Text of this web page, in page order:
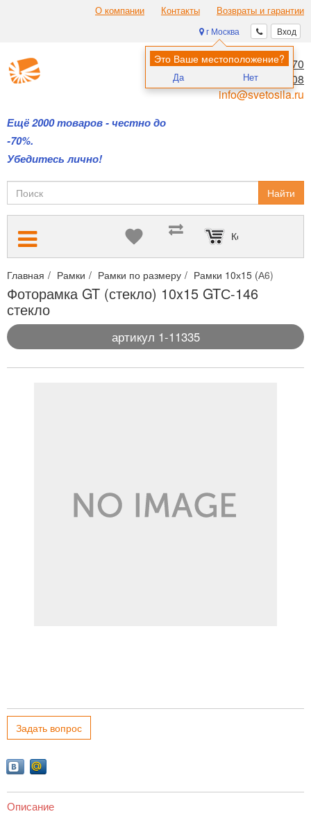
О компании Контакты Возвраты и гарантии
Вход
г Москва
Это Ваше местоположение?
Да Нет
Ещё 2000 товаров - честно до
-70%.
Убедитесь лично!
8 (495) 970-00-70
8 (800) 700-11-08
info@svetosila.ru
Найти
Корзина пуста
Главная Рамки Рамки по размеру Рамки 10х15 (А6)
Фоторамка GT (стекло) 10x15 GTС-146
стекло
артикул 1-11335
Задать вопрос
Описание